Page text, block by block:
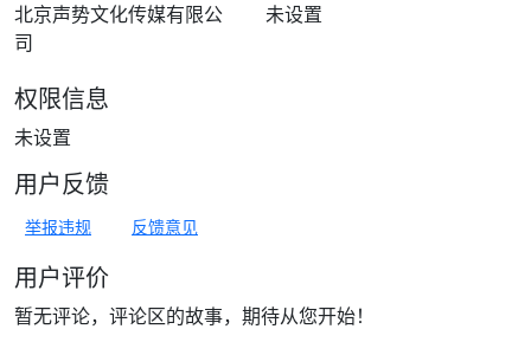
北京声势文化传媒有限公
司
未设置
权限信息
未设置
用户反馈
举报违规 反馈意见
用户评价
暂无评论，评论区的故事，期待从您开始！